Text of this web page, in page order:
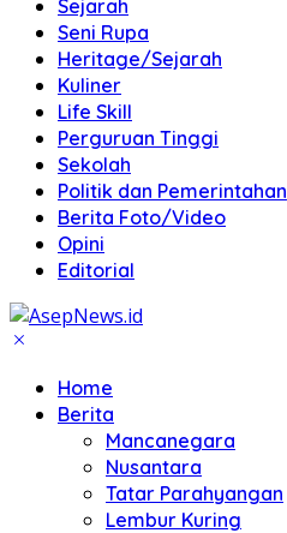
Sejarah
Seni Rupa
Heritage/Sejarah
Kuliner
Life Skill
Perguruan Tinggi
Sekolah
Politik dan Pemerintahan
Berita Foto/Video
Opini
Editorial
Home
Berita
Mancanegara
Nusantara
Tatar Parahyangan
Lembur Kuring